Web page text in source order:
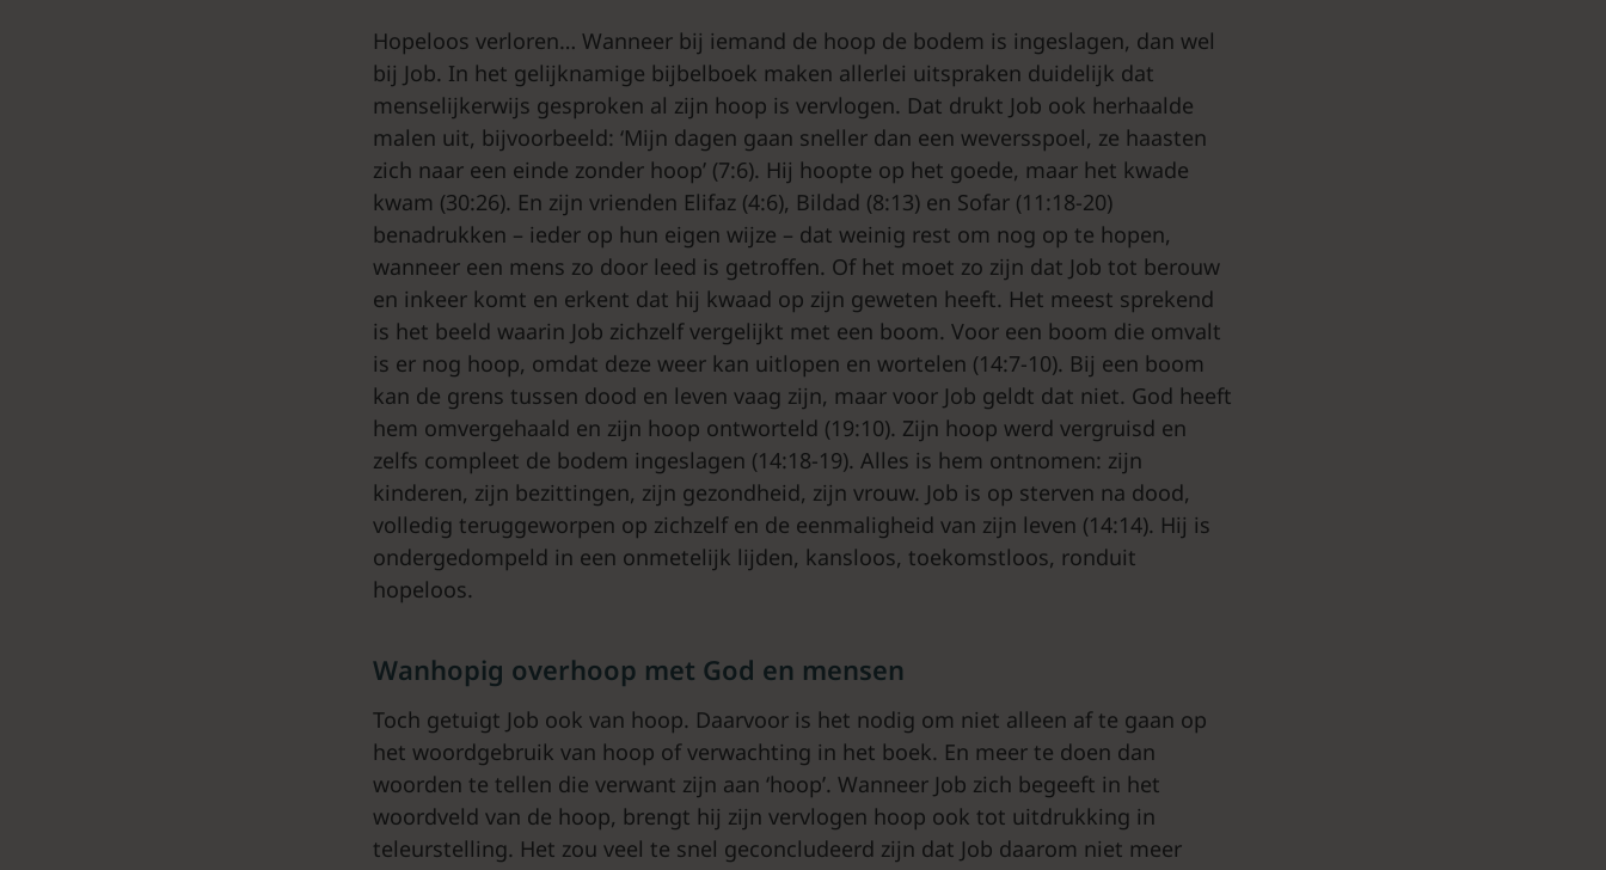
Hopeloos verloren… Wanneer bij iemand de hoop de bodem is ingeslagen, dan wel
bij Job. In het gelijknamige bijbelboek maken allerlei uitspraken duidelijk dat
menselijkerwijs gesproken al zijn hoop is vervlogen. Dat drukt Job ook herhaalde
malen uit, bijvoorbeeld: ‘Mijn dagen gaan sneller dan een weversspoel, ze haasten
zich naar een einde zonder hoop’ (7:6). Hij hoopte op het goede, maar het kwade
kwam (30:26). En zijn vrienden Elifaz (4:6), Bildad (8:13) en Sofar (11:18-20)
benadrukken – ieder op hun eigen wijze – dat weinig rest om nog op te hopen,
wanneer een mens zo door leed is getroffen. Of het moet zo zijn dat Job tot berouw
en inkeer komt en erkent dat hij kwaad op zijn geweten heeft. Het meest sprekend
is het beeld waarin Job zichzelf vergelijkt met een boom. Voor een boom die omvalt
is er nog hoop, omdat deze weer kan uitlopen en wortelen (14:7-10). Bij een boom
kan de grens tussen dood en leven vaag zijn, maar voor Job geldt dat niet. God heeft
hem omvergehaald en zijn hoop ontworteld (19:10). Zijn hoop werd vergruisd en
zelfs compleet de bodem ingeslagen (14:18-19). Alles is hem ontnomen: zijn
kinderen, zijn bezittingen, zijn gezondheid, zijn vrouw. Job is op sterven na dood,
volledig teruggeworpen op zichzelf en de eenmaligheid van zijn leven (14:14). Hij is
ondergedompeld in een onmetelijk lijden, kansloos, toekomstloos, ronduit
hopeloos.
Wanhopig overhoop met God en mensen
Toch getuigt Job ook van hoop. Daarvoor is het nodig om niet alleen af te gaan op
het woordgebruik van hoop of verwachting in het boek. En meer te doen dan
woorden te tellen die verwant zijn aan ‘hoop’. Wanneer Job zich begeeft in het
woordveld van de hoop, brengt hij zijn vervlogen hoop ook tot uitdrukking in
teleurstelling. Het zou veel te snel geconcludeerd zijn dat Job daarom niet meer